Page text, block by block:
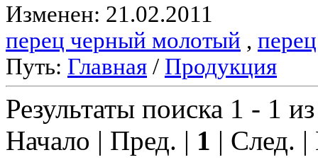
Изменен: 21.02.2011
перец черный молотый , перец
Путь: Главная / Продукция
Результаты поиска 1 - 1
Начало | Пред. | 1 | След.